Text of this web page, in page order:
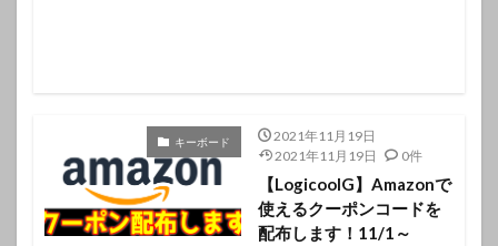
キーボード
2021年11月19日
2021年11月19日
0件
【LogicoolG】Amazonで
使えるクーポンコードを
配布します！11/1～